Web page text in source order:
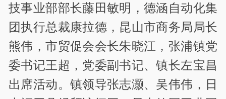
技事业部部长藤田敏明，德涵自动化集
团执行总裁康拉德，昆山市商务局局长
熊伟，市贸促会会长朱晓江，张浦镇党
委书记王超，党委副书记、镇长左宝昌
出席活动。镇领导张志灏、吴伟伟，日